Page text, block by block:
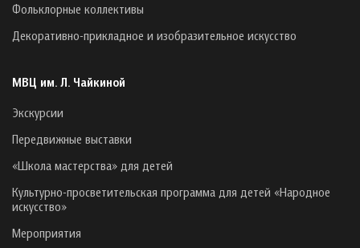
Фольклорные коллективы
Декоративно-прикладное и изобразительное искусство
МВЦ им. Л. Чайкиной
Экскурсии
Передвижные выставки
«Школа мастерства» для детей
Культурно-просветительская программа для детей «Народное
искусство»
Мероприятия